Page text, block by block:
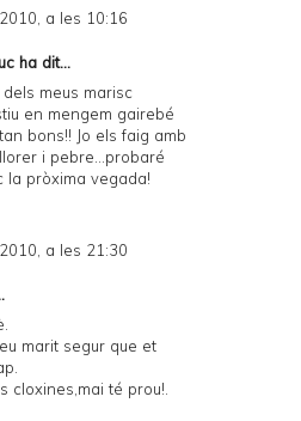
a les 10:16
ha dit...
meus marisc
en mengem gairebé
bons!! Jo els faig amb
i pebre...probaré
la pròxima vegada!
a les 21:30
marit segur que et
cloxines,mai té prou!.